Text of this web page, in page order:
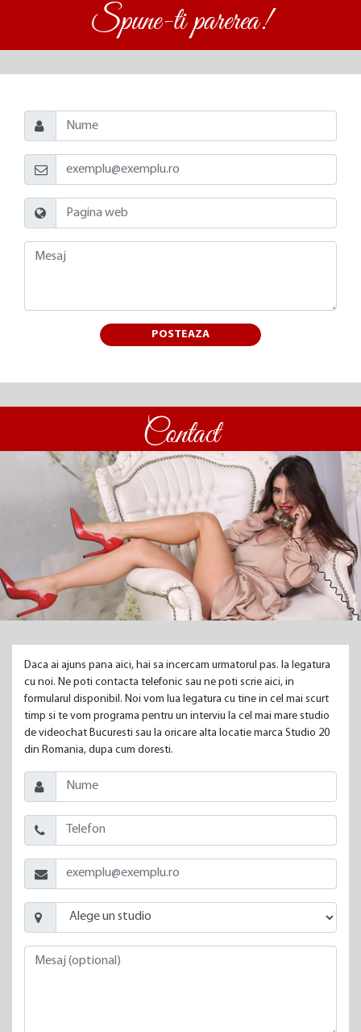
Spune-ti parerea!
POSTEAZA
Contact
Daca ai ajuns pana aici, hai sa incercam urmatorul pas. Ia legatura
cu noi. Ne poti contacta telefonic sau ne poti scrie aici, in
formularul disponibil. Noi vom lua legatura cu tine in cel mai scurt
timp si te vom programa pentru un interviu la cel mai mare studio
de videochat Bucuresti sau la oricare alta locatie marca Studio 20
din Romania, dupa cum doresti.